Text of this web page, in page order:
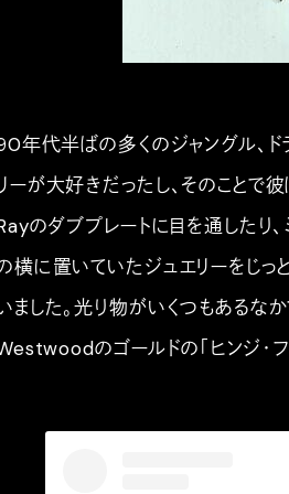
年代半ばの多くのジャングル、ド
ーが大好きだったし、そのことで
のダブプレートに目を通したり
横に置いていたジュエリーをじっ
ました。光り物がいくつもある
のゴールドの「ヒンジ・フ